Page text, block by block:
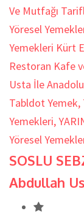
Ve Mutfağı
Yöresel
Yemekleri Kürt
Restoran Kafe
Usta İle
Tabldot Yemek,
Yemekleri,
Yöresel
SOSLU
Abdullah